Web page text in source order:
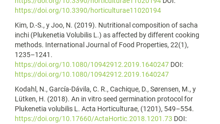
https://doi.org/10.3390/horticulturae11020194
Kim, D.-S., y Joo, N. (2019). Nutritional composition of sacha
inchi (Plukenetia Volubilis L.) as affected by different cooking
methods. International Journal of Food Properties, 22(1),
1235–1241.
https://doi.org/10.1080/10942912.2019.1640247 DOI:
https://doi.org/10.1080/10942912.2019.1640247
Kodahl, N., García-Dávila, C. R., Cachique, D., Sørensen, M., y
Lütken, H. (2018). An in vitro seed germination protocol for
Plukenetia volubilis L. Acta Horticulturae, (1201), 549–554.
https://doi.org/10.17660/ActaHortic.2018.1201.73 DOI: